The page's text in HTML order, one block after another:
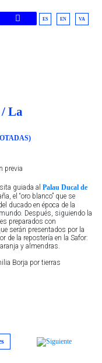
ES EN VA
La
previa
guiada al Palau Ducal de
el “oro blanco” que se
ducado en época de la
Después, siguiendo la
preparados con
serán presentados por la
de la repostería en la Safor:
y almendras.
Borja por tierras